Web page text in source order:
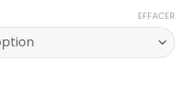
EFFACER
pour Twists AS I AM Twists